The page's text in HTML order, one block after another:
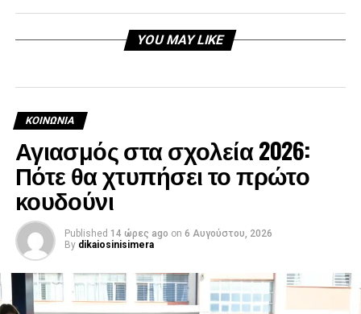
YOU MAY LIKE
ΚΟΙΝΩΝΊΑ
Αγιασμός στα σχολεία 2026:
Πότε θα χτυπήσει το πρώτο
κουδούνι
Published 14 ώρες ago on 6 Αυγούστου, 2026
By dikaiosinisimera